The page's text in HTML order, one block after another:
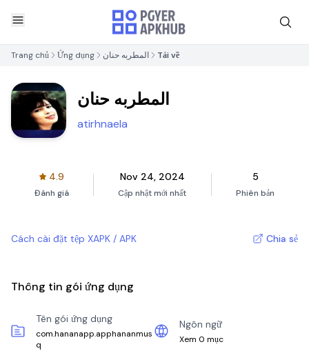
Trang chủ Ứng dụng المطربه حنان Tải về
المطربه حنان
atirhnaela
4.9
Đánh giá
Nov 24, 2024
Cập nhật mới nhất
5
Phiên bản
Cách cài đặt tệp XAPK / APK Chia sẻ
Thông tin gói ứng dụng
Tên gói ứng dụng
com.hananapp.apphananmus
q
Ngôn ngữ
Xem 0 mục